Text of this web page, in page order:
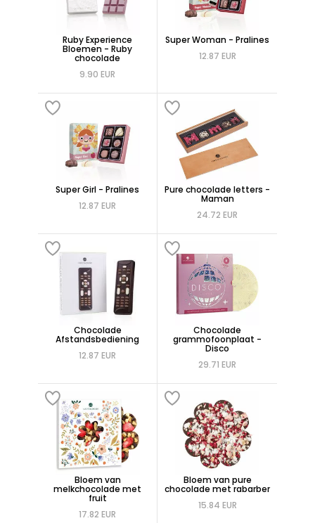
Ruby Experience
Bloemen - Ruby
chocolade
9.90 EUR
Super Woman - Pralines
12.87 EUR
Super Girl - Pralines
12.87 EUR
Pure chocolade letters -
Maman
24.72 EUR
Chocolade
Afstandsbediening
12.87 EUR
Chocolade
grammofoonplaat -
Disco
29.71 EUR
Bloem van
melkchocolade met
fruit
17.82 EUR
Bloem van pure
chocolade met rabarber
15.84 EUR